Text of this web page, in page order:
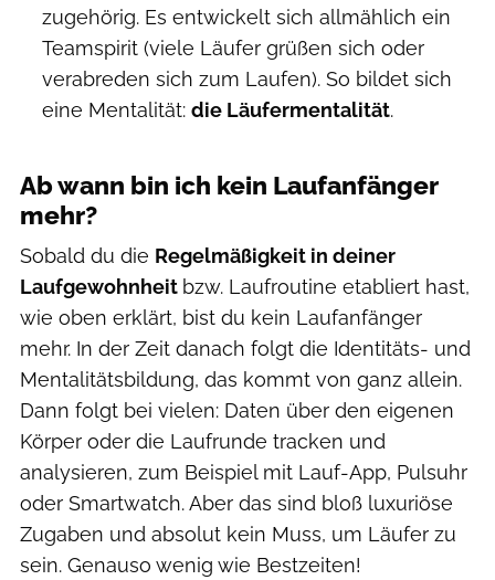
zugehörig. Es entwickelt sich allmählich ein
Teamspirit (viele Läufer grüßen sich oder
verabreden sich zum Laufen). So bildet sich
eine Mentalität: die Läufermentalität.
Ab wann bin ich kein Laufanfänger
mehr?
Sobald du die Regelmäßigkeit in deiner
Laufgewohnheit bzw. Laufroutine etabliert hast,
wie oben erklärt, bist du kein Laufanfänger
mehr. In der Zeit danach folgt die Identitäts- und
Mentalitätsbildung, das kommt von ganz allein.
Dann folgt bei vielen: Daten über den eigenen
Körper oder die Laufrunde tracken und
analysieren, zum Beispiel mit Lauf-App, Pulsuhr
oder Smartwatch. Aber das sind bloß luxuriöse
Zugaben und absolut kein Muss, um Läufer zu
sein. Genauso wenig wie Bestzeiten!